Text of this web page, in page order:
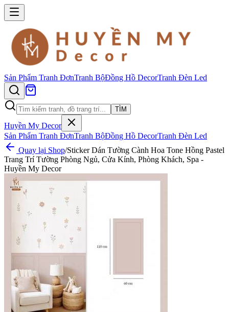
Sản Phẩm Tranh ĐơnTranh BộĐồng Hồ DecorTranh Đèn Led
TÌM
Huyền My Decor
Sản Phẩm Tranh ĐơnTranh BộĐồng Hồ DecorTranh Đèn Led
Quay lại Shop/Sticker Dán Tường Cành Hoa Tone Hồng Pastel
Trang Trí Tường Phòng Ngủ, Cửa Kính, Phòng Khách, Spa -
Huyền My Decor